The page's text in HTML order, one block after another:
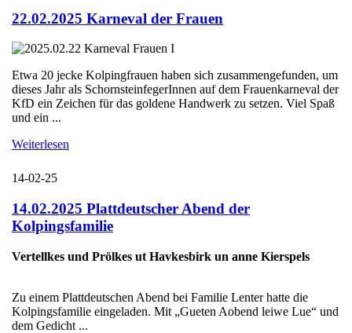
22.02.2025 Karneval der Frauen
Etwa 20 jecke Kolpingfrauen haben sich zusammengefunden, um
dieses Jahr als SchornsteinfegerInnen auf dem Frauenkarneval der
KfD ein Zeichen für das goldene Handwerk zu setzen. Viel Spaß
und ein ...
Weiterlesen
14-02-25
14.02.2025 Plattdeutscher Abend der
Kolpingsfamilie
Vertellkes und Prölkes ut Havkesbirk un anne Kierspels
Zu einem Plattdeutschen Abend bei Familie Lenter hatte die
Kolpingsfamilie eingeladen. Mit „Gueten Aobend leiwe Lue“ und
dem Gedicht ...